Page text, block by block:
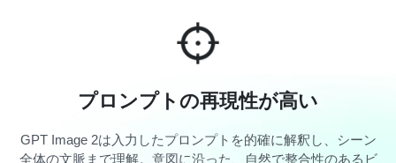
プロンプトの再現性が高い
GPT Image 2は入力したプロンプトを的確に解釈し、シーン
全体の文脈まで理解。意図に沿った、自然で整合性のあるビ